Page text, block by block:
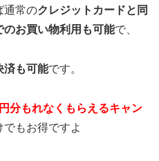
通常のクレジットカードと同
のお買い物利用も可能で、
済も可能です。
分もれなくもらえるキャン
もお得ですよ